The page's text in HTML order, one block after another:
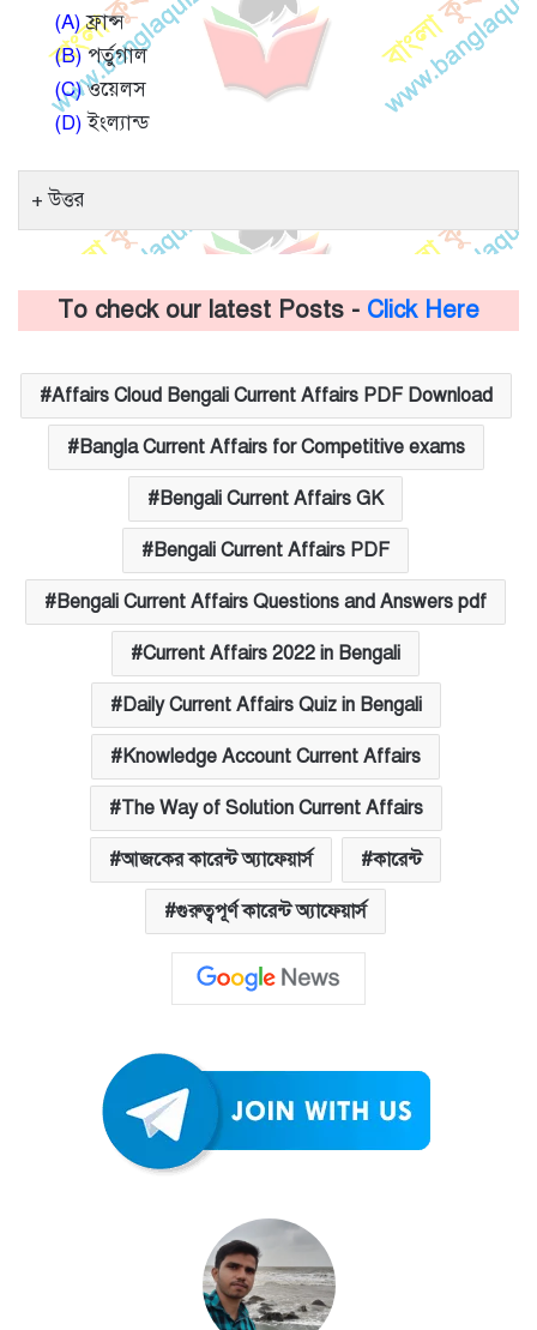
(A)ফ্রান্স
(B)পর্তুগাল
(C)ওয়েলস
(D)ইংল্যান্ড
উত্তর
To check our latest Posts - Click Here
Affairs Cloud Bengali Current Affairs PDF Download
Bangla Current Affairs for Competitive exams
Bengali Current Affairs GK
Bengali Current Affairs PDF
Bengali Current Affairs Questions and Answers pdf
Current Affairs 2022 in Bengali
Daily Current Affairs Quiz in Bengali
Knowledge Account Current Affairs
The Way of Solution Current Affairs
আজকের কারেন্ট অ্যাফেয়ার্স কারেন্ট
গুরুত্বপূর্ণ কারেন্ট অ্যাফেয়ার্স